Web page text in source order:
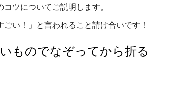
ツについてご説明します。
い！」と言われること請け合いです！
ものでなぞってから折る